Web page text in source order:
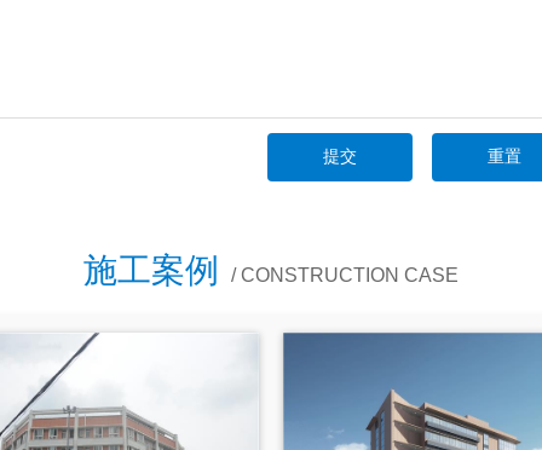
施工案例 / CONSTRUCTION CASE